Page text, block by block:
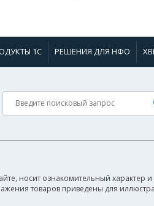
1С РЕШЕНИЯ ДЛЯ НФО
носит ознакомительный характер
товаров приведены для